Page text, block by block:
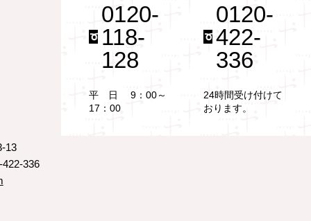
13
336
0120-
118-
128
平 日 9：00～
17：00
0120-
422-
336
24時間受け付けて
おります。